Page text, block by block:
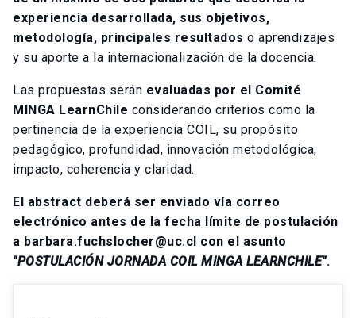
experiencia desarrollada, sus objetivos,
metodología, principales resultados o aprendizajes
y su aporte a la internacionalización de la docencia.
Las propuestas serán evaluadas por el Comité
MINGA LearnChile considerando criterios como la
pertinencia de la experiencia COIL, su propósito
pedagógico, profundidad, innovación metodológica,
impacto, coherencia y claridad.
El abstract deberá ser enviado vía correo
electrónico antes de la fecha límite de postulación
a barbara.fuchslocher@uc.cl con el asunto
"POSTULACIÓN JORNADA COIL MINGA LEARNCHILE".